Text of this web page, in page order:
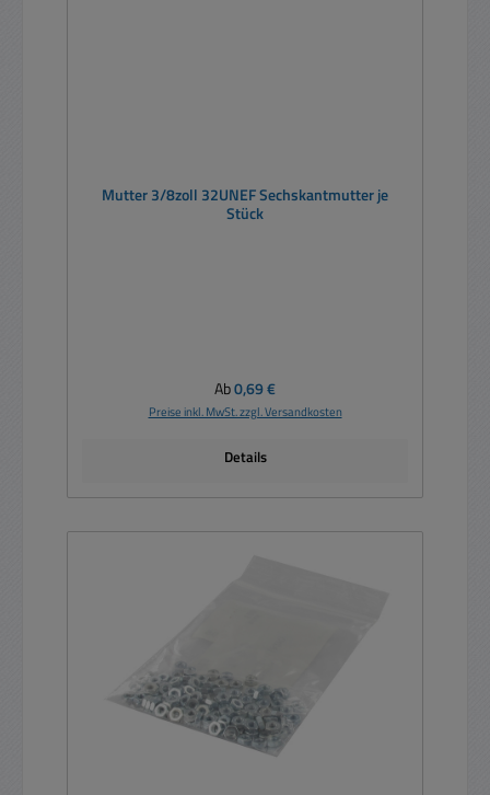
Mutter 3/8zoll 32UNEF Sechskantmutter je
Stück
Regulärer Preis:
Ab0,69 €
Preise inkl. MwSt. zzgl. Versandkosten
Details